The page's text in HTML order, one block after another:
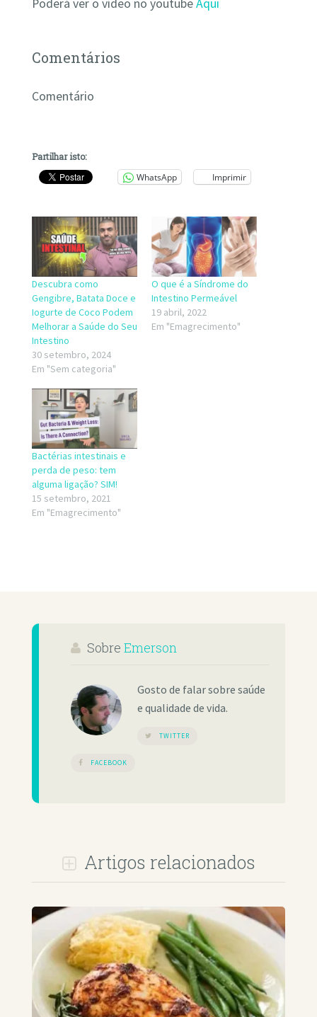
Poderá ver o vídeo no youtubeAqui
Comentários
Comentário
Partilhar isto:
WhatsApp Imprimir
Descubra como
Gengibre, Batata Doce e
Iogurte de Coco Podem
Melhorar a Saúde do Seu
Intestino
30 setembro, 2024
Em "Sem categoria"
O que é a Síndrome do
Intestino Permeável
19 abril, 2022
Em "Emagrecimento"
Bactérias intestinais e
perda de peso: tem
alguma ligação? SIM!
15 setembro, 2021
Em "Emagrecimento"
Sobre Emerson
Gosto de falar sobre saúde
e qualidade de vida.
TWITTER
FACEBOOK
Artigos relacionados